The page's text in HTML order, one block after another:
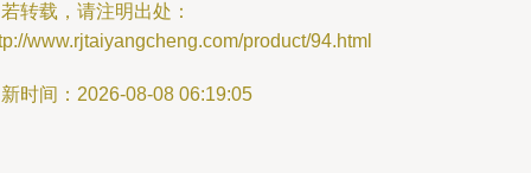
转载，请注明出处：
www.rjtaiyangcheng.com/product/94.html
时间：2026-08-08 06:19:05